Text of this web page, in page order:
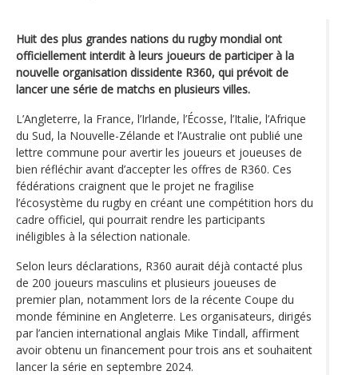
Huit des plus grandes nations du rugby mondial ont
officiellement interdit à leurs joueurs de participer à la
nouvelle organisation dissidente R360, qui prévoit de
lancer une série de matchs en plusieurs villes.
L’Angleterre, la France, l’Irlande, l’Écosse, l’Italie, l’Afrique
du Sud, la Nouvelle-Zélande et l’Australie ont publié une
lettre commune pour avertir les joueurs et joueuses de
bien réfléchir avant d’accepter les offres de R360. Ces
fédérations craignent que le projet ne fragilise
l’écosystème du rugby en créant une compétition hors du
cadre officiel, qui pourrait rendre les participants
inéligibles à la sélection nationale.
Selon leurs déclarations, R360 aurait déjà contacté plus
de 200 joueurs masculins et plusieurs joueuses de
premier plan, notamment lors de la récente Coupe du
monde féminine en Angleterre. Les organisateurs, dirigés
par l’ancien international anglais Mike Tindall, affirment
avoir obtenu un financement pour trois ans et souhaitent
lancer la série en septembre 2024.